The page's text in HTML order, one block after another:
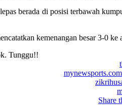
berada di posisi terbawah
kemenangan besar 3-0
Tunggu!!
Share